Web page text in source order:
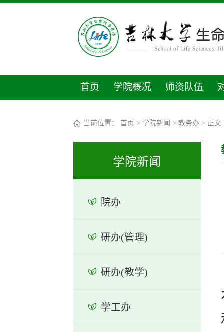
首页 学院概况 师资队伍
当前位置： 首页 > 学院新闻 > 教务办> 正文
学院新闻
院办
研办(管理)
研办(教学)
学工办